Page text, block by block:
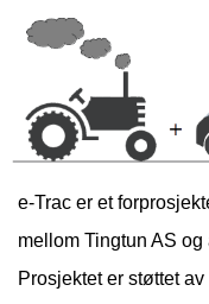
e-Trac er et
mellom Tingtun AS
Prosjektet er støttet